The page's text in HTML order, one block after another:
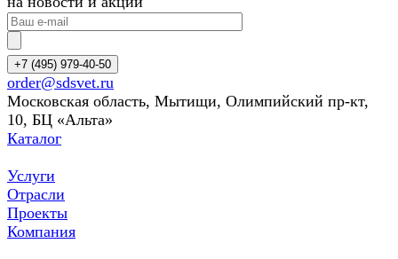
+7 (495) 979-40-50
order@sdsvet.ru
Московская область, Мытищи, Олимпийский пр-кт,
10, БЦ «Альта»
Каталог
Услуги
Отрасли
Проекты
Компания